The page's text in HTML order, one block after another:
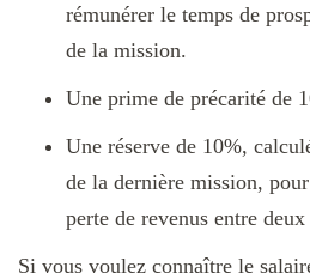
rémunérer le temps de
de la mission.
Une prime de précarité de
Une réserve de 10%,
de la dernière mission,
perte de revenus entre
Si vous voulez connaître le